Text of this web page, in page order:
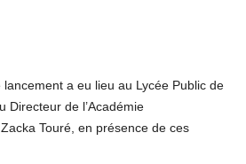
a eu lieu au Lycée Public de
Directeur de l’Académie
Touré, en présence de ces